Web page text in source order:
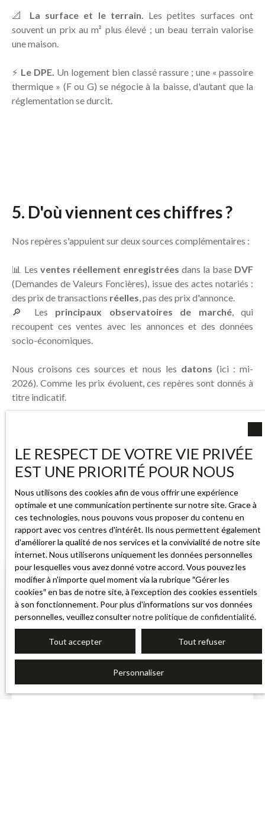
📐 La surface et le terrain. Les petites surfaces ont
souvent un prix au m² plus élevé ; un beau terrain valorise
une maison.
⚡ Le DPE. Un logement bien classé rassure ; une « passoire
thermique » (F ou G) se négocie à la baisse, d'autant que la
réglementation se durcit.
5. D'où viennent ces chiffres ?
Nos repères s'appuient sur deux sources complémentaires :
📊 Les ventes réellement enregistrées dans la base DVF
(Demandes de Valeurs Foncières), issue des actes notariés :
des prix de transactions réelles, pas des prix d'annonce.
🔎 Les principaux observatoires de marché, qui
recoupent ces ventes avec les annonces et des données
socio-économiques.
Nous croisons ces sources et nous les datons (ici : mi-
2026). Comme les prix évoluent, ces repères sont donnés à
titre indicatif.
À Sandillon, le marché est resté
globalement stable sur les dernières années, soutenu par
une forte demande de maisons. Un marché pavillonnaire
recherché, à proximité d'Orléans.
FAQ
Pourquoi les prix des annonces semblent plus élevés ?
négocié à la baisse (de l'ordre de 5 à 8 % en moyenne
en ce moment). Nos repères reflètent des ventes
LE RESPECT DE VOTRE VIE PRIVÉE
EST UNE PRIORITÉ POUR NOUS
Nous utilisons des cookies afin de vous offrir une expérience
optimale et une communication pertinente sur notre site. Grace à
ces technologies, nous pouvons vous proposer du contenu en
rapport avec vos centres d'intérêt. Ils nous permettent également
d'améliorer la qualité de nos services et la convivialité de notre site
internet. Nous utiliserons uniquement les données personnelles
pour lesquelles vous avez donné votre accord. Vous pouvez les
modifier à n'importe quel moment via la rubrique ″Gérer les
cookies″ en bas de notre site, à l'exception des cookies essentiels
à son fonctionnement. Pour plus d'informations sur vos données
personnelles, veuillez consulternotre politique de confidentialité.
Tout accepter Tout refuser
Personnaliser